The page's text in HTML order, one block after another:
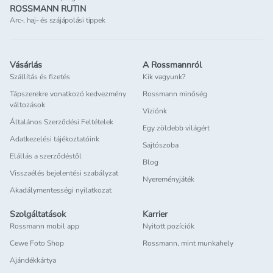
Bevezethetjük a glutént a
gabonapépekkel
mivel
Az aktuális ajánlások azt
mondják, hogy 6 és 12
hónapos kor között
lehetőleg minél előbb
érdemes erre sort keríteni,
anyatejes babák esetében
pedig úgy, hogy még
anyatejet is kapjanak mellé.
termékek, amik kifejezetten
alkalmasak erre a célra: a
gabonapépek.
gabonapépek nem
egészséges. Ezzel
rossz irányba
hiszenkésőbb is az
preferálhatja
Sokan
valamit eszik. Egyrészt,
kellőképpen
a következő étkezés,
ROSSMANN RUTIN
Arc-, haj- és szájápolási tippek
Vásárlás
Szállítás és fizetés
Tápszerekre vonatkozó kedvezmény
változások
Általános Szerződési Feltételek
Adatkezelési tájékoztatóink
Elállás a szerződéstől
Visszaélés bejelentési szabályzat
Akadálymentességi nyilatkozat
A Rossmannról
Kik vagyunk?
Rossmann minőség
Víziónk
Egy zöldebb világért
Sajtószoba
Blog
Nyereményjáték
Szolgáltatások
Rossmann mobil app
Cewe Foto Shop
Ajándékkártya
Karrier
Nyitott pozíciók
Rossmann, mint munkahely